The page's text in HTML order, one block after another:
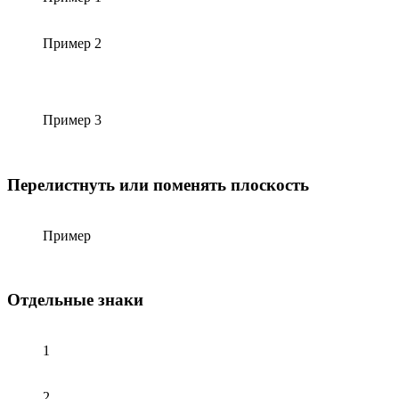
Пример 2
Пример 3
Перелистнуть или поменять плоскость
Пример
Отдельные знаки
1